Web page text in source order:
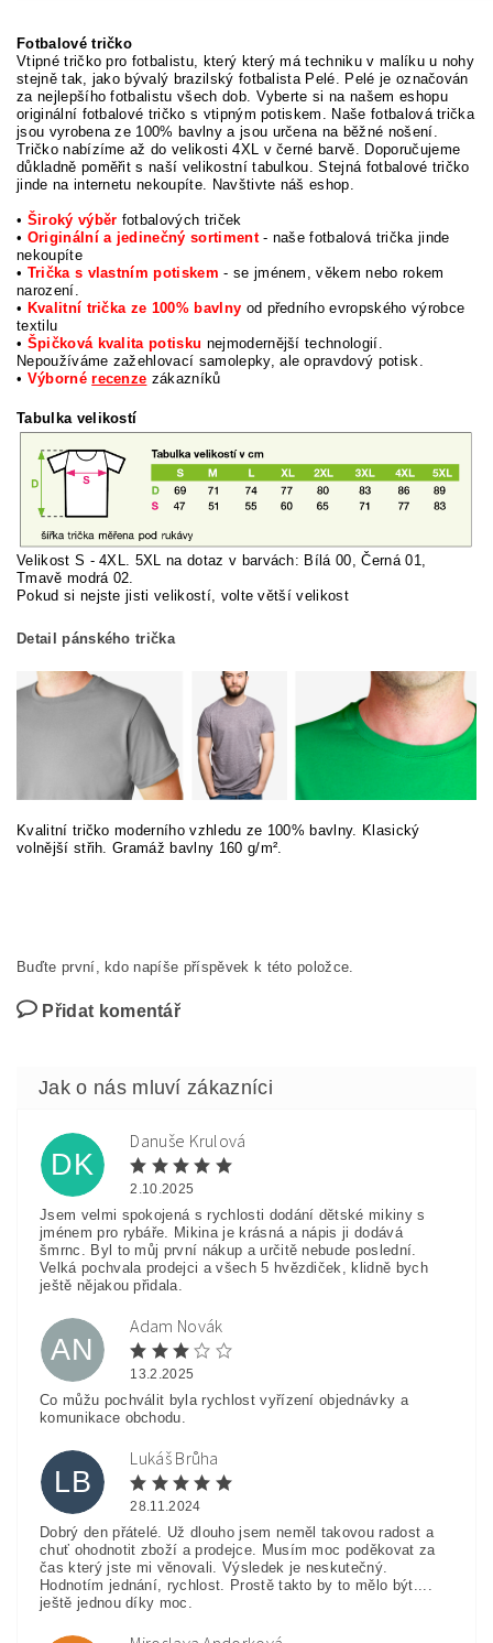
Fotbalové tričko
Vtipné tričko pro fotbalistu, který který má techniku v malíku u nohy
stejně tak, jako bývalý brazilský fotbalista Pelé. Pelé je označován
za nejlepšího fotbalistu všech dob. Vyberte si na našem eshopu
originální fotbalové tričko s vtipným potiskem. Naše fotbalová trička
jsou vyrobena ze 100% bavlny a jsou určena na běžné nošení.
Tričko nabízíme až do velikosti 4XL v černé barvě. Doporučujeme
důkladně poměřit s naší velikostní tabulkou. Stejná fotbalové tričko
jinde na internetu nekoupíte. Navštivte náš eshop.
• Široký výběr fotbalových triček
• Originální a jedinečný sortiment- naše fotbalová trička jinde
nekoupíte
• Trička s vlastním potiskem- se jménem, věkem nebo rokem
narození.
• Kvalitní trička ze 100% bavlny od předního evropského výrobce
textilu
• Špičková kvalita potisku nejmodernější technologií.
Nepoužíváme zažehlovací samolepky, ale opravdový potisk.
• Výbornérecenze zákazníků
Tabulka velikostí
Velikost S - 4XL. 5XL na dotaz v barvách: Bílá 00, Černá 01,
Tmavě modrá 02.
Pokud si nejste jisti velikostí, volte větší velikost
Detail pánského trička
Kvalitní tričko moderního vzhledu ze 100% bavlny. Klasický
volnější střih. Gramáž bavlny 160 g/m².
Buďte první, kdo napíše příspěvek k této položce.
Přidat komentář
DK
Danuše Krulová
2.10.2025
Jsem velmi spokojená s rychlosti dodání dětské mikiny s
jménem pro rybáře. Mikina je krásná a nápis ji dodává
šmrnc. Byl to můj první nákup a určitě nebude poslední.
Velká pochvala prodejci a všech 5 hvězdiček, klidně bych
ještě nějakou přidala.
AN
Adam Novák
13.2.2025
Co můžu pochválit byla rychlost vyřízení objednávky a
komunikace obchodu.
LB
Lukáš Brůha
28.11.2024
Dobrý den přátelé. Už dlouho jsem neměl takovou radost a
chuť ohodnotit zboží a prodejce. Musím moc poděkovat za
čas který jste mi věnovali. Výsledek je neskutečný.
Hodnotím jednání, rychlost. Prostě takto by to mělo být....
ještě jednou díky moc.